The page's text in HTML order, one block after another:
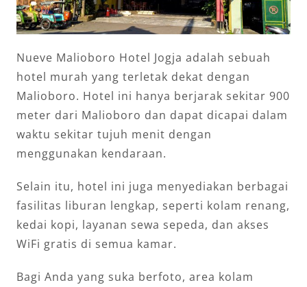
Nueve Malioboro Hotel Jogja adalah sebuah
hotel murah yang terletak dekat dengan
Malioboro. Hotel ini hanya berjarak sekitar 900
meter dari Malioboro dan dapat dicapai dalam
waktu sekitar tujuh menit dengan
menggunakan kendaraan.
Selain itu, hotel ini juga menyediakan berbagai
fasilitas liburan lengkap, seperti kolam renang,
kedai kopi, layanan sewa sepeda, dan akses
WiFi gratis di semua kamar.
Bagi Anda yang suka berfoto, area kolam